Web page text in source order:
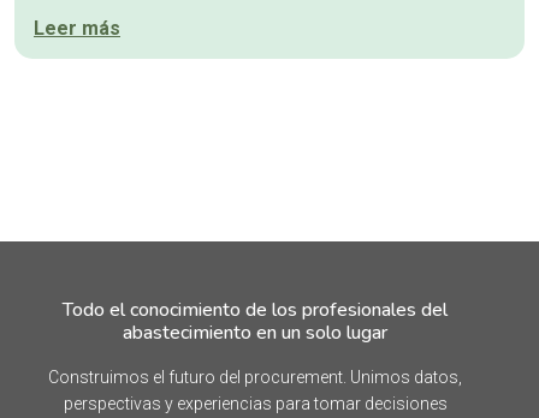
Leer más
Todo el conocimiento de los profesionales del
abastecimiento en un solo lugar
Construimos el futuro del procurement. Unimos datos,
perspectivas y experiencias para tomar decisiones